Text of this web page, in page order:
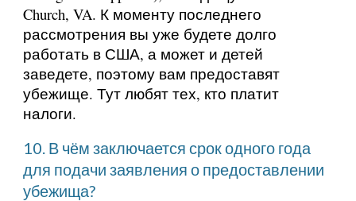
Church, VA. К моменту последнего
рассмотрения вы уже будете долго
работать в США, а может и детей
заведете, поэтому вам предоставят
убежище. Тут любят тех, кто платит
налоги.
10. В чём заключается срок одного года
для подачи заявления о предоставлении
убежища?